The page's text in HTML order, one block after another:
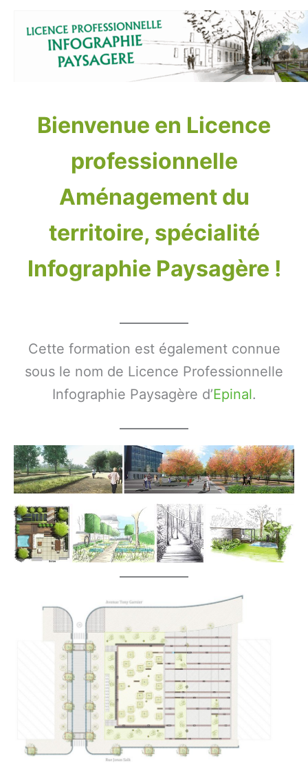
Bienvenue en Licence
professionnelle
Aménagement du
territoire, spécialité
Infographie Paysagère !
Cette formation est également connue
sous le nom de Licence Professionnelle
Infographie Paysagère d’Epinal.